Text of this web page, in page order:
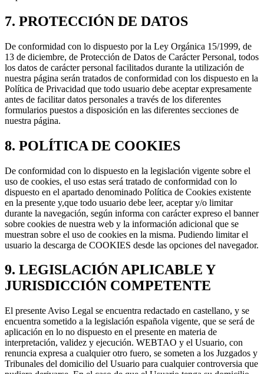
7. PROTECCIÓN DE DATOS
De conformidad con lo dispuesto por la Ley Orgánica 15/1999, de
13 de diciembre, de Protección de Datos de Carácter Personal, todos
los datos de carácter personal facilitados durante la utilización de
nuestra página serán tratados de conformidad con los dispuesto en la
Política de Privacidad que todo usuario debe aceptar expresamente
antes de facilitar datos personales a través de los diferentes
formularios puestos a disposición en las diferentes secciones de
nuestra página.
8. POLÍTICA DE COOKIES
De conformidad con lo dispuesto en la legislación vigente sobre el
uso de cookies, el uso estas será tratado de conformidad con lo
dispuesto en el apartado denominado Política de Cookies existente
en la presente y,que todo usuario debe leer, aceptar y/o limitar
durante la navegación, según informa con carácter expreso el banner
sobre cookies de nuestra web y la información adicional que se
muestran sobre el uso de cookies en la misma. Pudiendo limitar el
usuario la descarga de COOKIES desde las opciones del navegador.
9. LEGISLACIÓN APLICABLE Y
JURISDICCIÓN COMPETENTE
El presente Aviso Legal se encuentra redactado en castellano, y se
encuentra sometido a la legislación española vigente, que se será de
aplicación en lo no dispuesto en el presente en materia de
interpretación, validez y ejecución. WEBTAO y el Usuario, con
renuncia expresa a cualquier otro fuero, se someten a los Juzgados y
Tribunales del domicilio del Usuario para cualquier controversia que